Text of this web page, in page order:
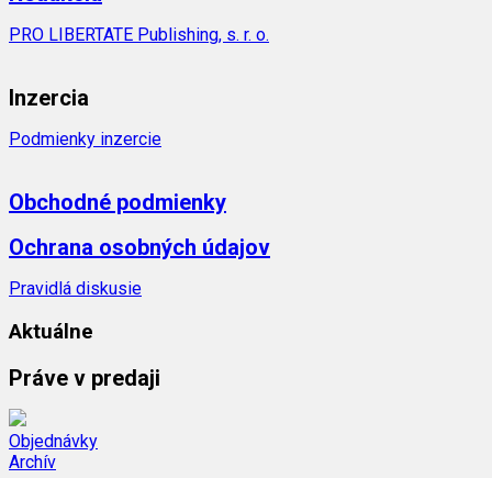
PRO LIBERTATE Publishing, s. r. o.
Inzercia
Podmienky inzercie
Obchodné podmienky
Ochrana osobných údajov
Pravidlá diskusie
Aktuálne
Práve v predaji
Objednávky
Archív